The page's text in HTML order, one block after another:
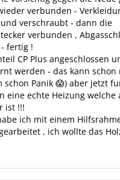
verbunden -
verschraubt - dann die
verbunden ,
fertig !
CP Plus angeschlossen
werden - das kann schon
schon Panik 😱) aber jetzt
eine echte Heizung welche
ist !!!
ich mit einem
, ich wollte das